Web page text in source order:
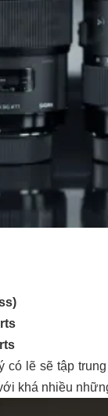
lẽ sẽ tập
khá nhiều